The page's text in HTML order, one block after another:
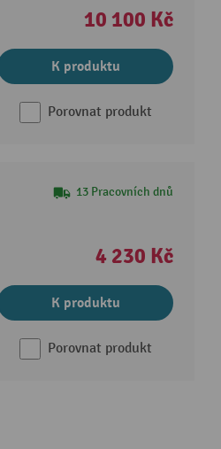
10 100 Kč
K produktu
Porovnat produkt
13 Pracovních dnů
4 230 Kč
K produktu
Porovnat produkt